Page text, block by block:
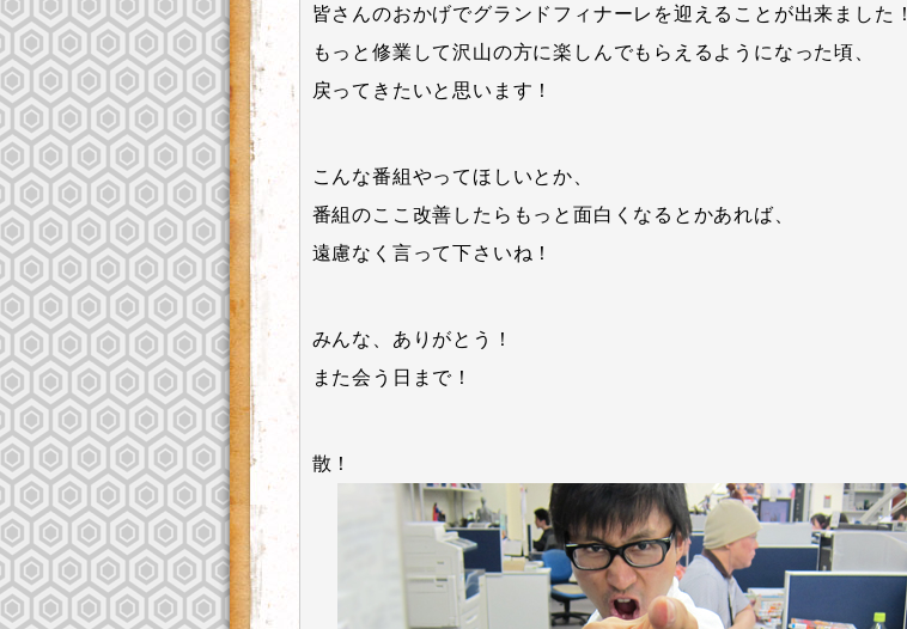
皆さんのおかげでグランドフィナーレを迎えることが出来ました！
もっと修業して沢山の方に楽しんでもらえるようになった頃、
戻ってきたいと思います！
こんな番組やってほしいとか、
番組のここ改善したらもっと面白くなるとかあれば、
遠慮なく言って下さいね！
みんな、ありがとう！
また会う日まで！
散！